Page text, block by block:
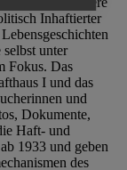
Inhaftierter
unter
Fokus. Das
I und das
und
Dokumente,
Haft- und
1933 und geben
des